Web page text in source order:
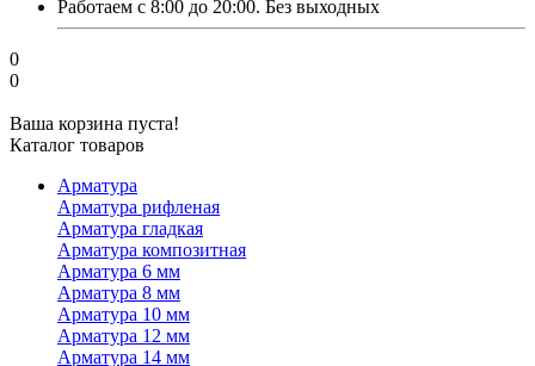
Работаем с 8:00 до 20:00. Без выходных
0
0
Ваша корзина пуста!
Каталог товаров
Арматура
Арматура рифленая
Арматура гладкая
Арматура композитная
Арматура 6 мм
Арматура 8 мм
Арматура 10 мм
Арматура 12 мм
Арматура 14 мм